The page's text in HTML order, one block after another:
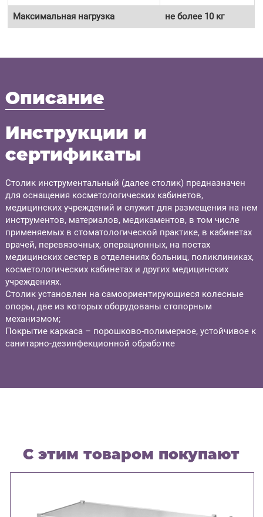
Максимальная нагрузка не более 10 кг
Описание
Инструкции и
сертификаты
Столик инструментальный (далее столик) предназначен
для оснащения косметологических кабинетов,
медицинских учреждений и служит для размещения на нем
инструментов, материалов, медикаментов, в том числе
применяемых в стоматологической практике, в кабинетах
врачей, перевязочных, операционных, на постах
медицинских сестер в отделениях больниц, поликлиниках,
косметологических кабинетах и других медицинских
учреждениях.
Столик установлен на самоориентирующиеся колесные
опоры, две из которых оборудованы стопорным
механизмом;
Покрытие каркаса – порошково-полимерное, устойчивое к
санитарно-дезинфекционной обработке
С этим товаром покупают